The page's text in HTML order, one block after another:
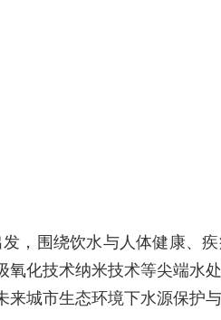
，围绕饮水与人体健康、
化技术纳米技术等尖端水
城市生态环境下水源保护